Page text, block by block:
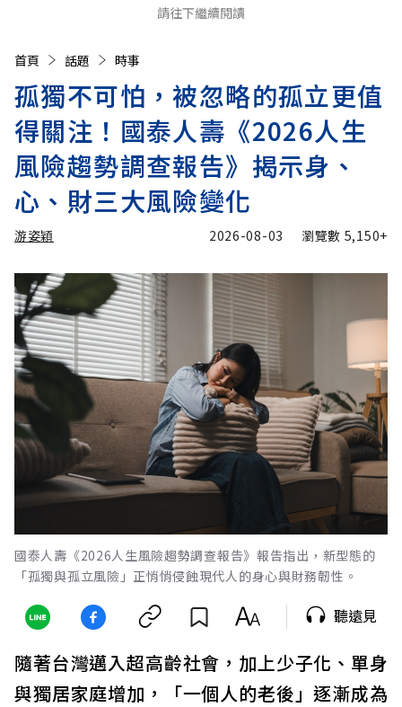
請往下繼續閱讀
首頁 話題 時事
孤獨不可怕，被忽略的孤立更值
得關注！國泰人壽《2026人生
風險趨勢調查報告》揭示身、
心、財三大風險變化
游姿穎 2026-08-03 瀏覽數 5,150+
國泰人壽《2026人生風險趨勢調查報告》報告指出，新型態的
「孤獨與孤立風險」正悄悄侵蝕現代人的身心與財務韌性。
聽遠見
隨著台灣邁入超高齡社會，加上少子化、單身
與獨居家庭增加，「一個人的老後」逐漸成為